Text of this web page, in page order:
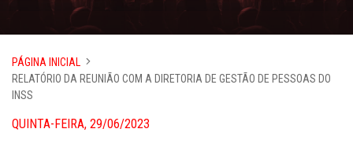
PÁGINA INICIAL
RELATÓRIO DA REUNIÃO COM A DIRETORIA DE GESTÃO DE PESSOAS DO
INSS
QUINTA-FEIRA, 29/06/2023